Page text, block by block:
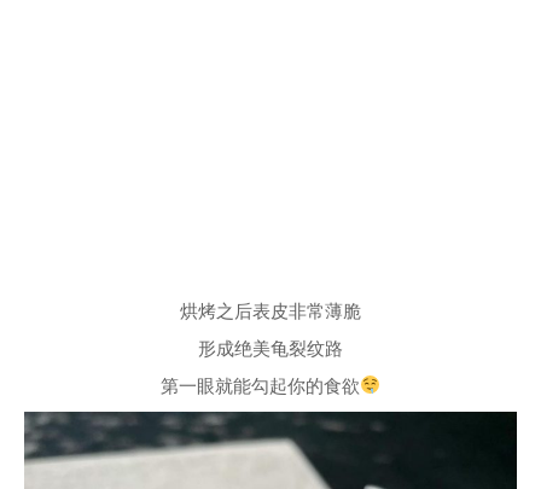
烘烤之后表皮非常薄脆
形成绝美龟裂纹路
第一眼就能勾起你的食欲